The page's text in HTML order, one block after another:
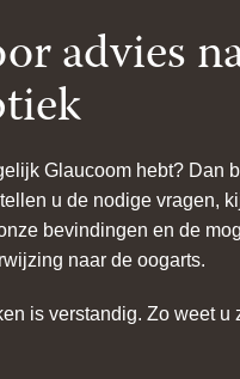
advies
Glaucoom hebt? Dan
u de nodige vragen,
bevindingen en de
naar de oogarts.
is verstandig. Zo weet u